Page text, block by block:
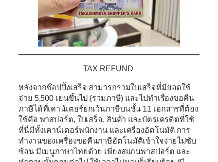
TAX REFUND
หลังจากช๊อปปิ้งเสร็จ สามารถรวมใบเสร็จที่มียอดใช้
จ่าย 5,500 เยนขึ้นไป (รวมภาษี) และไปทำเรื่องขอคืน
ภาษีได้ที่เคาน์เตอร์ยกเว้นภาษีบนชั้น 11 เอกสารที่ต้อง
ใช้คือ พาสปอร์ต, ใบเสร็จ, สินค้า และบัตรเครดิตที่ใช้
ที่นี่มีทั้งเคาน์เตอร์พนักงาน และเครื่องอัตโนมัติ การ
ทำงานของเครื่องขอคืนภาษีอัตโนมัติเข้าใจง่ายไม่ซับ
ซ้อน มีเมนูภาษาไทยด้วย เพียงสแกนพาสปอร์ต และ